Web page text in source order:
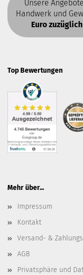
Unsere
Handwerk und
Euro
Top Bewertungen
Mehr über...
Impressum
Kontakt
Versand- &
AGB
Privatsphäre und